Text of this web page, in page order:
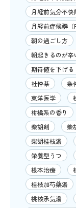
月経前気分不快
月経前症候群（
朝の過ごし方
朝起きるのが辛
期待値を下げる
杜仲茶
条
東洋医学
柑橘系の香り
柴胡剤
柴
柴胡桂枝湯
栄養型うつ
根本治療
桂枝加芍薬湯
桃核承気湯